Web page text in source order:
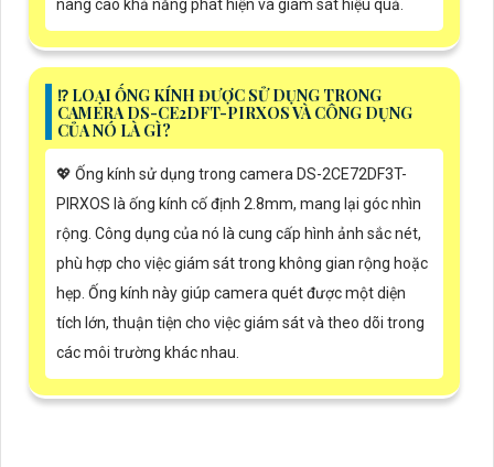
nâng cao khả năng phát hiện và giám sát hiệu quả.
⁉️ LOẠI ỐNG KÍNH ĐƯỢC SỬ DỤNG TRONG
CAMERA DS-CE2DFT-PIRXOS VÀ CÔNG DỤNG
CỦA NÓ LÀ GÌ?
💖 Ống kính sử dụng trong camera DS-2CE72DF3T-
PIRXOS là ống kính cố định 2.8mm, mang lại góc nhìn
rộng. Công dụng của nó là cung cấp hình ảnh sắc nét,
phù hợp cho việc giám sát trong không gian rộng hoặc
hẹp. Ống kính này giúp camera quét được một diện
tích lớn, thuận tiện cho việc giám sát và theo dõi trong
các môi trường khác nhau.